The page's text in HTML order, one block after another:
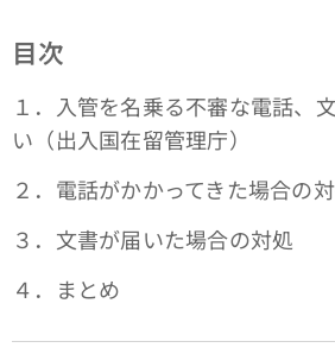
目次
１．入管を名乗る不審な電話、
い（出入国在留管理庁）
２．電話がかかってきた場合の
３．文書が届いた場合の対処
４．まとめ